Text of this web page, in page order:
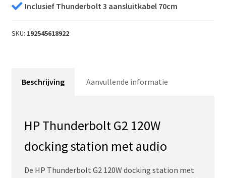
Inclusief Thunderbolt 3 aansluitkabel 70cm
SKU: 192545618922
Beschrijving Aanvullende informatie
HP Thunderbolt G2 120W
docking station met audio
De HP Thunderbolt G2 120W docking station met